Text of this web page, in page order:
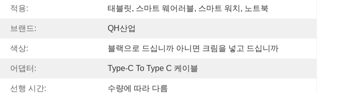
적용: 태블릿, 스마트 웨어러블, 스마트 워치, 노트북
브랜드: QH산업
색상: 블랙으로 드십니까 아니면 크림을 넣고 드십니까
어댑터: Type-C To Type C 케이블
선행 시간: 수량에 따라 다름